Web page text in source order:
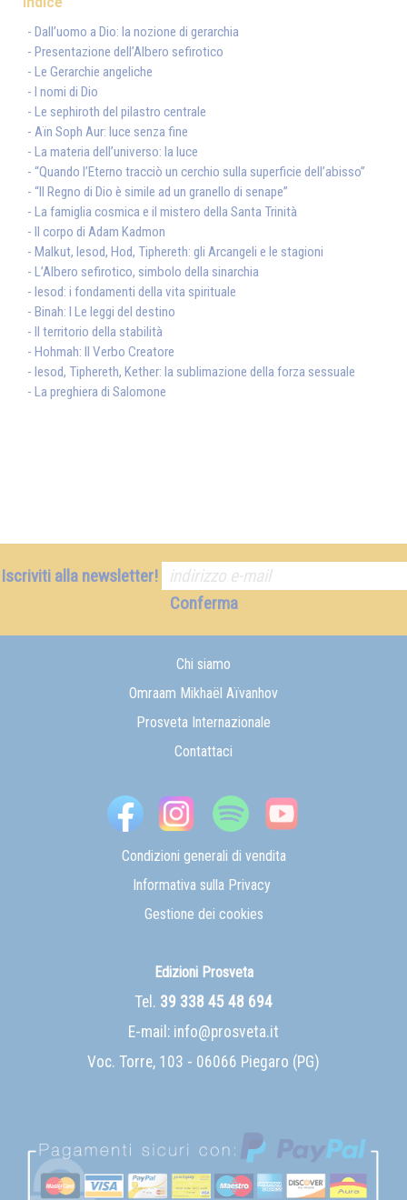
- Dall’uomo a Dio: la nozione di gerarchia
- Presentazione dell’Albero sefirotico
- Le Gerarchie angeliche
- I nomi di Dio
- Le sephiroth del pilastro centrale
- Aïn Soph Aur: luce senza fine
- La materia dell’universo: la luce
- “Quando l’Eterno tracciò un cerchio sulla superficie dell’abisso”
- “Il Regno di Dio è simile ad un granello di senape”
- La famiglia cosmica e il mistero della Santa Trinità
- Il corpo di Adam Kadmon
- Malkut, Iesod, Hod, Tiphereth: gli Arcangeli e le stagioni
- L’Albero sefirotico, simbolo della sinarchia
- Iesod: i fondamenti della vita spirituale
- Binah: I Le leggi del destino
- Il territorio della stabilità
- Hohmah: Il Verbo Creatore
- Iesod, Tiphereth, Kether: la sublimazione della forza sessuale
- La preghiera di Salomone
Iscriviti alla newsletter!
Conferma
Chi siamo
Omraam Mikhaël Aïvanhov
Prosveta Internazionale
Contattaci
Condizioni generali di vendita
Informativa sulla Privacy
Gestione dei cookies
Edizioni Prosveta
Tel. 39 338 45 48 694
E-mail: info@prosveta.it
Voc. Torre, 103 - 06066 Piegaro (PG)